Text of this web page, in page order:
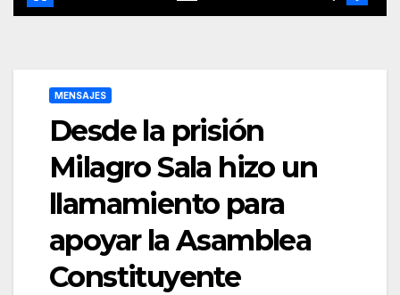
MENSAJES
Desde la prisión
Milagro Sala hizo un
llamamiento para
apoyar la Asamblea
Constituyente